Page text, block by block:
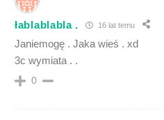
łablablabla . 16 lat temu
Janiemogę . Jaka wieś . xd
3c wymiata . .
0